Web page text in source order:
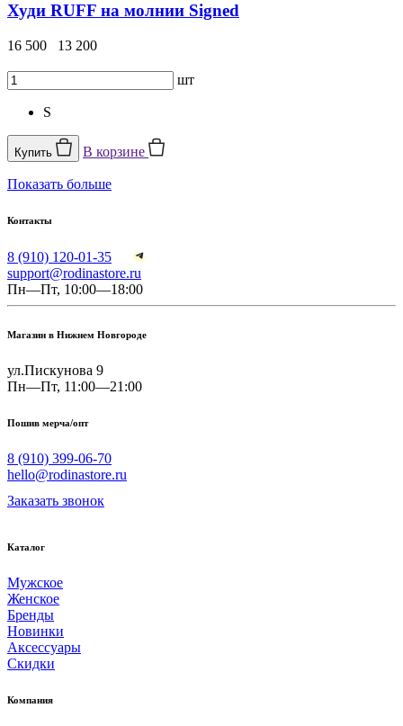
Худи RUFF на молнии Signed
16 500 13 200
шт
S
Купить В корзине
Показать больше
Контакты
8 (910) 120-01-35
support@rodinastore.ru
Пн—Пт, 10:00—18:00
Магазин в Нижнем Новгороде
ул.Пискунова 9
Пн—Пт, 11:00—21:00
Пошив мерча/опт
8 (910) 399-06-70
hello@rodinastore.ru
Заказать звонок
Каталог
Мужское
Женское
Бренды
Новинки
Аксессуары
Скидки
Компания